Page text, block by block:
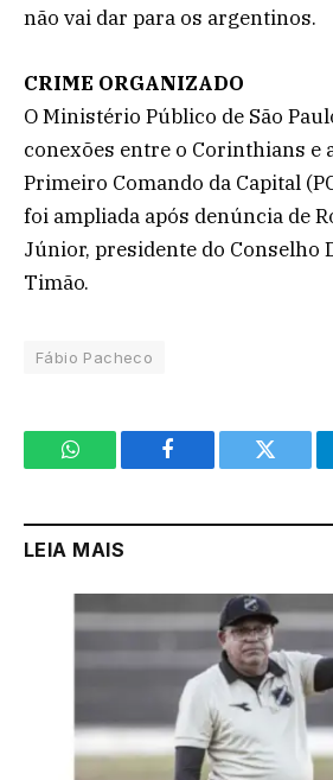
não vai dar para os argentinos.
CRIME ORGANIZADO
O Ministério Público de São
conexões entre o Corinthians e
Primeiro Comando da Capital
foi ampliada após denúncia de
Júnior, presidente do Conselho
Timão.
Fábio Pacheco
WhatsApp Facebook Twitter
LEIA MAIS